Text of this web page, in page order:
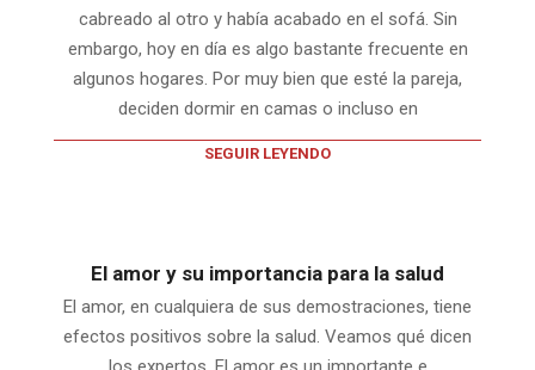
cabreado al otro y había acabado en el sofá. Sin
embargo, hoy en día es algo bastante frecuente en
algunos hogares. Por muy bien que esté la pareja,
deciden dormir en camas o incluso en
SEGUIR LEYENDO
El amor y su importancia para la salud
El amor, en cualquiera de sus demostraciones, tiene
efectos positivos sobre la salud. Veamos qué dicen